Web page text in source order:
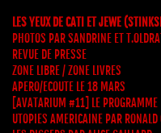
LES YEUX DE CATI ET JEWE
PHOTOS PAR SANDRINE ET
REVUE DE PRESSE
ZONE LIBRE / ZONE LIVRES
APERO/ECOUTE LE 18 MARS
[AVATARIUM #11] LE PROGRAMME
UTOPIES AMERICAINE PAR RONALD